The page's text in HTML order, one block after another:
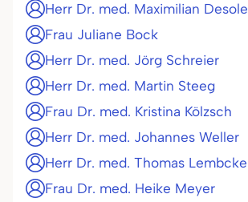
Herr Dr. med. Maximilian Desole
Frau Juliane Bock
Herr Dr. med. Jörg Schreier
Herr Dr. med. Martin Steeg
Frau Dr. med. Kristina Kölzsch
Herr Dr. med. Johannes Weller
Herr Dr. med. Thomas Lembcke
Frau Dr. med. Heike Meyer